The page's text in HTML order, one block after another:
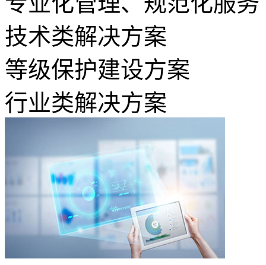
技术类解决方案
等级保护建设方案
行业类解决方案